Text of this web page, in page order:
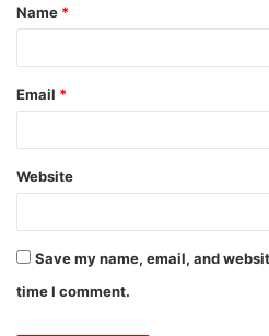
Name *
Email *
Website
Save my name, email, and
time I comment.